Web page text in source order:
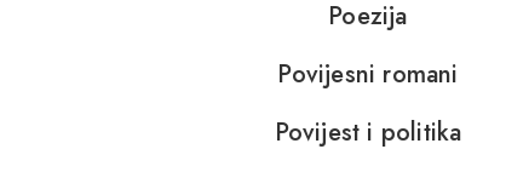
Poezija
Povijesni romani
Povijest i politika